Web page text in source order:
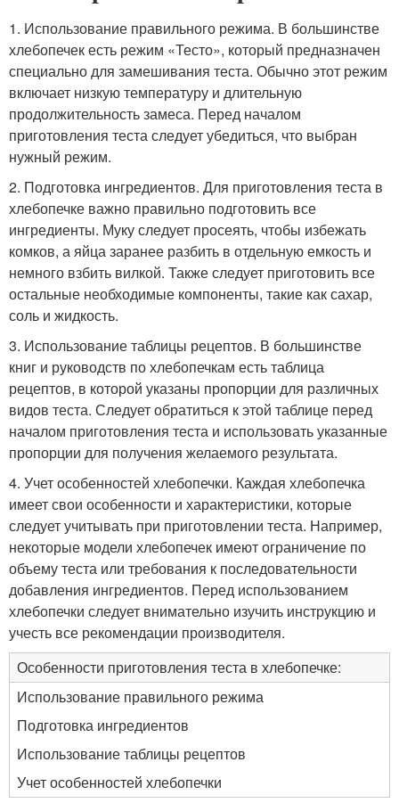
1. Использование правильного режима. В большинстве
хлебопечек есть режим «Тесто», который предназначен
специально для замешивания теста. Обычно этот режим
включает низкую температуру и длительную
продолжительность замеса. Перед началом
приготовления теста следует убедиться, что выбран
нужный режим.
2. Подготовка ингредиентов. Для приготовления теста в
хлебопечке важно правильно подготовить все
ингредиенты. Муку следует просеять, чтобы избежать
комков, а яйца заранее разбить в отдельную емкость и
немного взбить вилкой. Также следует приготовить все
остальные необходимые компоненты, такие как сахар,
соль и жидкость.
3. Использование таблицы рецептов. В большинстве
книг и руководств по хлебопечкам есть таблица
рецептов, в которой указаны пропорции для различных
видов теста. Следует обратиться к этой таблице перед
началом приготовления теста и использовать указанные
пропорции для получения желаемого результата.
4. Учет особенностей хлебопечки. Каждая хлебопечка
имеет свои особенности и характеристики, которые
следует учитывать при приготовлении теста. Например,
некоторые модели хлебопечек имеют ограничение по
объему теста или требования к последовательности
добавления ингредиентов. Перед использованием
хлебопечки следует внимательно изучить инструкцию и
учесть все рекомендации производителя.
Особенности приготовления теста в хлебопечке:
Использование правильного режима
Подготовка ингредиентов
Использование таблицы рецептов
Учет особенностей хлебопечки